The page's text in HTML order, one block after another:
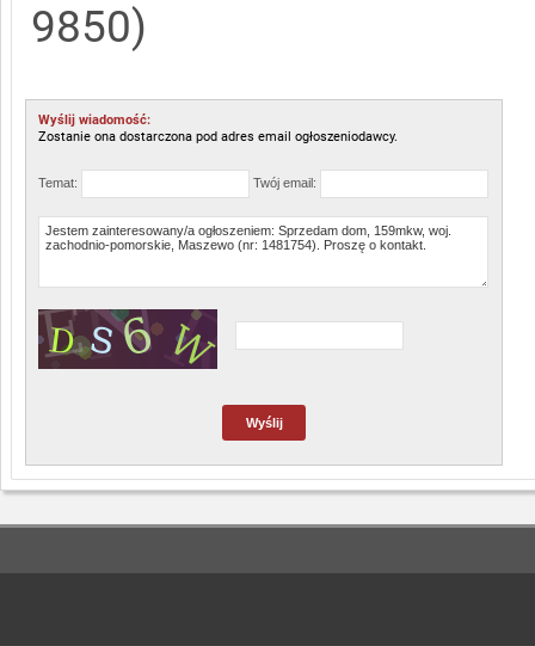
9850)
Wyślij wiadomość:
Zostanie ona dostarczona pod adres email ogłoszeniodawcy.
Temat: Twój email: